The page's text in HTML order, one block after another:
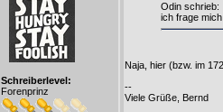
Schreiberlevel:
Forenprinz
Odin schrieb:
ich frage
Naja, hier (bzw. im
--
Viele Grüße, Bernd